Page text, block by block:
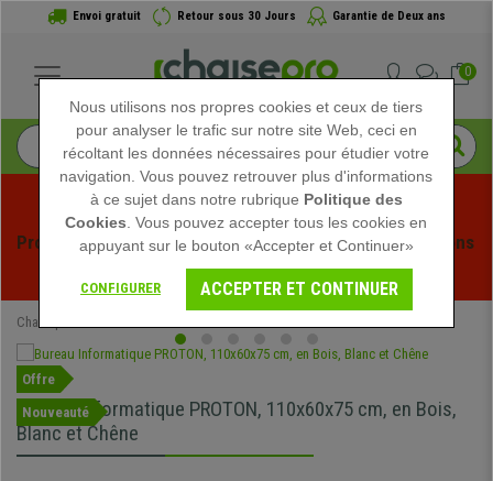
Envoi gratuit Retour sous 30 Jours Garantie de Deux ans
0
Profitez des soldes d'été chez Chaisepro ! Des réductions
exclusives pour une durée limitée - Voir l'offre
Chaisepro
Offre
Nouveauté
Bureau Informatique PROTON, 110x60x75 cm, en Bois,
Blanc et Chêne
Nous utilisons nos propres cookies et ceux de tiers
pour analyser le trafic sur notre site Web, ceci en
récoltant les données nécessaires pour étudier votre
navigation. Vous pouvez retrouver plus d'informations
à ce sujet dans notre rubrique Politique des
Cookies . Vous pouvez accepter tous les cookies en
appuyant sur le bouton «Accepter et Continuer»
CONFIGURER ACCEPTER ET CONTINUER